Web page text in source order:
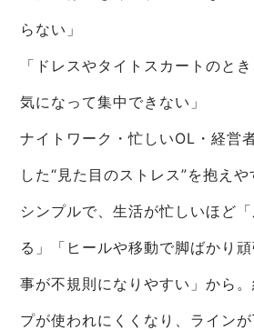
らない」
「ドレスやタイトスカートのと
気になって集中できない」
ナイトワーク・忙しいOL・経営
した“見た目のストレス”を抱え
シンプルで、生活が忙しいほど
る」「ヒールや移動で脚ばかり
事が不規則になりやすい」から
プが使われにくくなり、ライン